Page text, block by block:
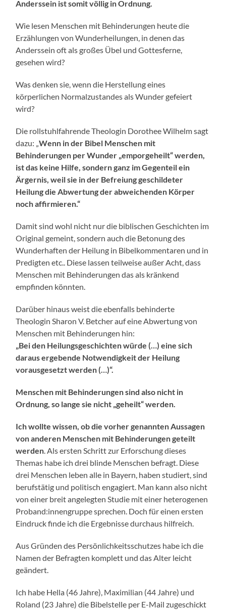
Anderssein ist somit völlig in Ordnung.
Wie lesen Menschen mit Behinderungen heute die
Erzählungen von Wunderheilungen, in denen das
Anderssein oft als großes Übel und Gottesferne,
gesehen wird?
Was denken sie, wenn die Herstellung eines
körperlichen Normalzustandes als Wunder gefeiert
wird?
Die rollstuhlfahrende Theologin Dorothee Wilhelm sagt
dazu: „Wenn in der Bibel Menschen mit
Behinderungen per Wunder „emporgeheilt“ werden,
ist das keine Hilfe, sondern ganz im Gegenteil ein
Ärgernis, weil sie in der Befreiung geschildeter
Heilung die Abwertung der abweichenden Körper
noch affirmieren.“
Damit sind wohl nicht nur die biblischen Geschichten im
Original gemeint, sondern auch die Betonung des
Wunderhaften der Heilung in Bibelkommentaren und in
Predigten etc.. Diese lassen teilweise außer Acht, dass
Menschen mit Behinderungen das als kränkend
empfinden könnten.
Darüber hinaus weist die ebenfalls behinderte
Theologin Sharon V. Betcher auf eine Abwertung von
Menschen mit Behinderungen hin:
„Bei den Heilungsgeschichten würde (…) eine sich
daraus ergebende Notwendigkeit der Heilung
vorausgesetzt werden (…)“.
Menschen mit Behinderungen sind also nicht in
Ordnung, so lange sie nicht „geheilt“ werden.
Ich wollte wissen, ob die vorher genannten Aussagen
von anderen Menschen mit Behinderungen geteilt
werden. Als ersten Schritt zur Erforschung dieses
Themas habe ich drei blinde Menschen befragt. Diese
drei Menschen leben alle in Bayern, haben studiert, sind
berufstätig und politisch engagiert. Man kann also nicht
von einer breit angelegten Studie mit einer heterogenen
Proband:innengruppe sprechen. Doch für einen ersten
Eindruck finde ich die Ergebnisse durchaus hilfreich.
Aus Gründen des Persönlichkeitsschutzes habe ich die
Namen der Befragten komplett und das Alter leicht
geändert.
Ich habe Hella (46 Jahre), Maximilian (44 Jahre) und
Roland (23 Jahre) die Bibelstelle per E-Mail zugeschickt